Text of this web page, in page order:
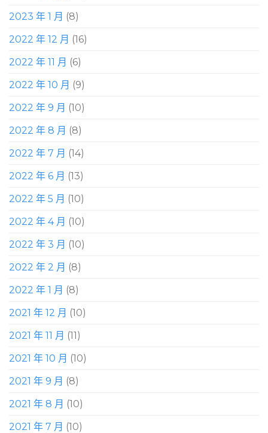
2023 年 1 月 (8)
2022 年 12 月 (16)
2022 年 11 月 (6)
2022 年 10 月 (9)
2022 年 9 月 (10)
2022 年 8 月 (8)
2022 年 7 月 (14)
2022 年 6 月 (13)
2022 年 5 月 (10)
2022 年 4 月 (10)
2022 年 3 月 (10)
2022 年 2 月 (8)
2022 年 1 月 (8)
2021 年 12 月 (10)
2021 年 11 月 (11)
2021 年 10 月 (10)
2021 年 9 月 (8)
2021 年 8 月 (10)
2021 年 7 月 (10)